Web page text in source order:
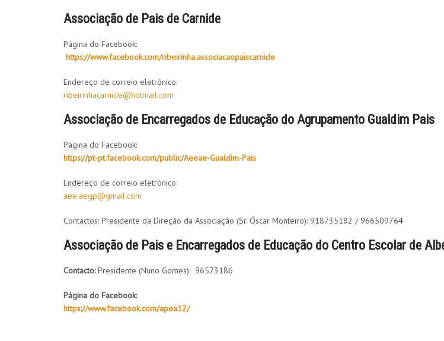
Associação de Pais de Carnide
Página do Facebook:
https://www.facebook.com/ribeirinha.associacaopaiscarnide
Endereço de correio eletrónico:
ribeirinhacarnide@hotmail.com
Associação de Encarregados de Educação do Agrupamento Gualdim Pais
Página do Facebook:
https://pt-pt.facebook.com/public/Aeeae-Gualdim-Pais
Endereço de correio eletrónico:
aee.aegp@gmail.com
Contactos: Presidente da Direção da Associação (Sr. Óscar Monteiro): 918735182 / 966509764
Associação de Pais e Encarregados de Educação do Centro Escolar de
Contacto:Presidente (Nuno Gomes): 96573186
Página do Facebook:
https://www.facebook.com/apea12/